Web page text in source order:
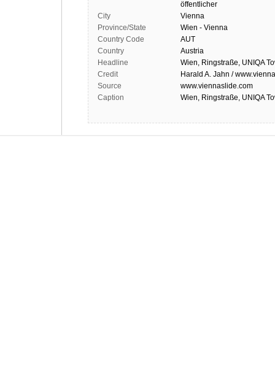
öffentlicher
City
Vienna
Province/State
Wien - Vienna
Country Code
AUT
Country
Austria
Headline
Wien, Ringstraße, UNIQA
Credit
Harald A. Jahn /
Source
www.viennaslide.com
Caption
Wien, Ringstraße, UNIQA